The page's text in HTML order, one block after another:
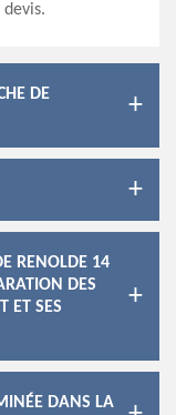
DE
RENOLDE 14
DES
ET SES
DANS LA